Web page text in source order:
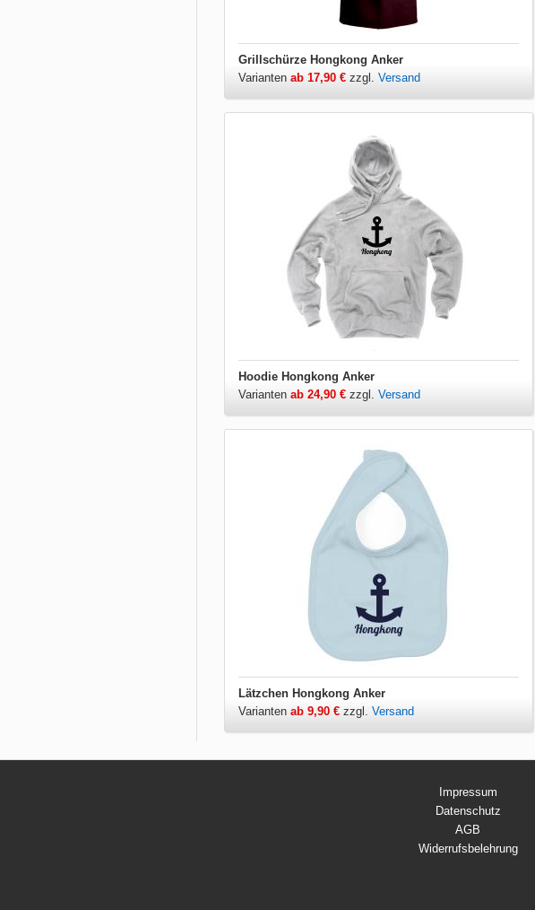
Grillschürze Hongkong Anker
Varianten ab 17,90 € zzgl. Versand
Hoodie Hongkong Anker
Varianten ab 24,90 € zzgl. Versand
Lätzchen Hongkong Anker
Varianten ab 9,90 € zzgl. Versand
Impressum
Datenschutz
AGB
Widerrufsbelehrung